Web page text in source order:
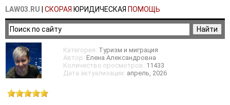
LAW03.RU СКОРАЯ ЮРИДИЧЕСКАЯ ПОМОЩЬ
Категория: Туризм и миграция
Автор: Елена Александровна
Количество просмотров: 11433
Дата актуализации: апрель, 2026